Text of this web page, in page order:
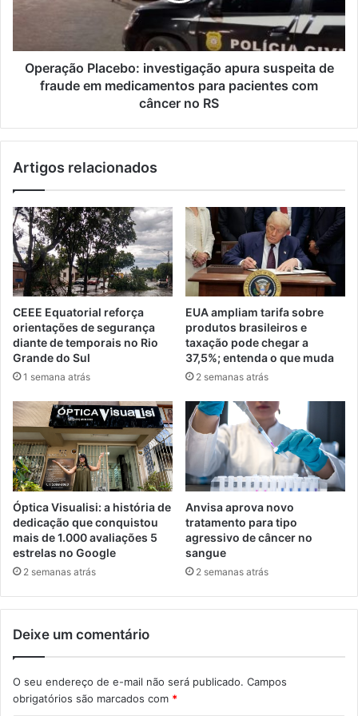
Operação Placebo: investigação apura suspeita de
fraude em medicamentos para pacientes com
câncer no RS
Artigos relacionados
CEEE Equatorial reforça
orientações de segurança
diante de temporais no Rio
Grande do Sul
1 semana atrás
EUA ampliam tarifa sobre
produtos brasileiros e
taxação pode chegar a
37,5%; entenda o que muda
2 semanas atrás
Óptica Visualisi: a história de
dedicação que conquistou
mais de 1.000 avaliações 5
estrelas no Google
2 semanas atrás
Anvisa aprova novo
tratamento para tipo
agressivo de câncer no
sangue
2 semanas atrás
Deixe um comentário
O seu endereço de e-mail não será publicado. Campos
obrigatórios são marcados com *